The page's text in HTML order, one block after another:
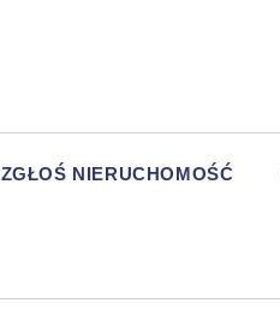
ZGŁOŚ NIERUCHOMOŚĆ